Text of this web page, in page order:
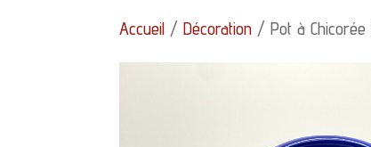
Accueil /Décoration / Pot à